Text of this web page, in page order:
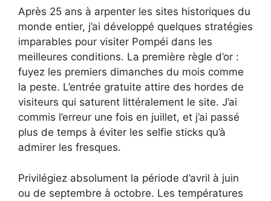
Après 25 ans à arpenter les sites historiques du
monde entier, j’ai développé quelques stratégies
imparables pour visiter Pompéi dans les
meilleures conditions. La première règle d’or :
fuyez les premiers dimanches du mois comme
la peste. L’entrée gratuite attire des hordes de
visiteurs qui saturent littéralement le site. J’ai
commis l’erreur une fois en juillet, et j’ai passé
plus de temps à éviter les selfie sticks qu’à
admirer les fresques.
Privilégiez absolument la période d’avril à juin
ou de septembre à octobre. Les températures